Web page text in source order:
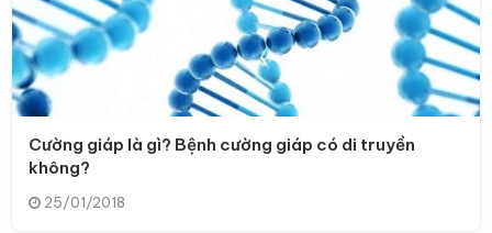
Cường giáp là gì? Bệnh cường giáp có di truyền
không?
25/01/2018